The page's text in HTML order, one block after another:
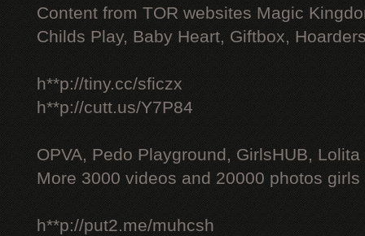
Content from TOR websites Magic
Childs Play, Baby Heart, Giftbox,
h**p://tiny.cc/sficzx
h**p://cutt.us/Y7P84
OPVA, Pedo Playground, GirlsHUB, Lolita
More 3000 videos and 20000 photos
h**p://put2.me/muhcsh